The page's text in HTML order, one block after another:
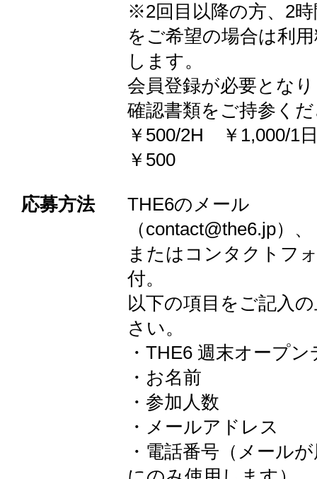
※2回目以降の方、2
をご希望の場合は利
します。
会員登録が必要とな
確認書類をご持参く
￥500/2H ￥1,000/1
￥500
応募方法
THE6のメール
（contact@the6.jp）、
またはコンタクトフ
付。
以下の項目をご記入
さい。
・THE6 週末オープン
・お名前
・参加人数
・メールアドレス
・電話番号（メール